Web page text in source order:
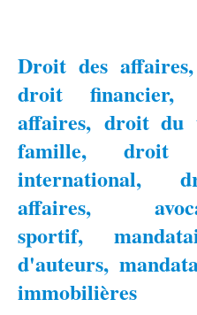
Droit des
droit financier,
affaires,droit du
famille, droit
international,
affaires,
sportif,
d'auteurs,
immobilières